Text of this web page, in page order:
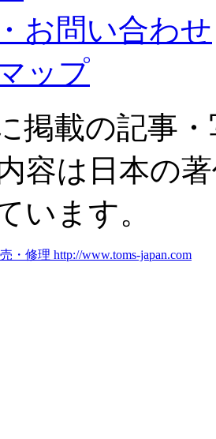
お問い合わせ
ップ
掲載の記事
容は日本の
います。
・修理 http://www.toms-japan.com